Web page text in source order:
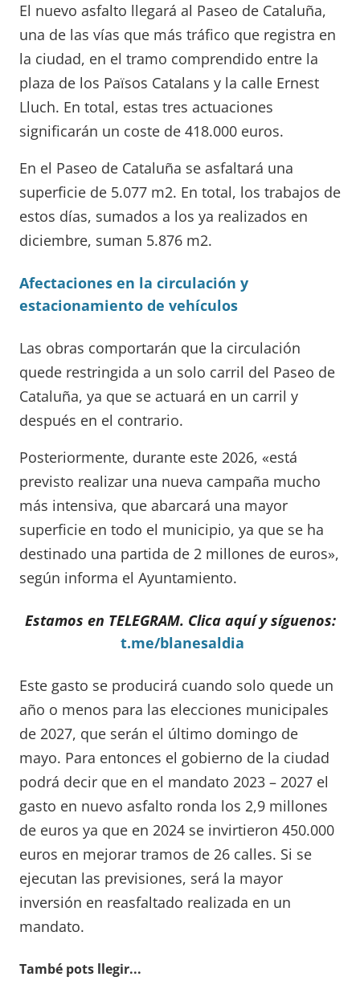
El nuevo asfalto llegará al Paseo de Cataluña,
una de las vías que más tráfico que registra en
la ciudad, en el tramo comprendido entre la
plaza de los Països Catalans y la calle Ernest
Lluch. En total, estas tres actuaciones
significarán un coste de 418.000 euros.
En el Paseo de Cataluña se asfaltará una
superficie de 5.077 m2. En total, los trabajos de
estos días, sumados a los ya realizados en
diciembre, suman 5.876 m2.
Afectaciones en la circulación y
estacionamiento de vehículos
Las obras comportarán que la circulación
quede restringida a un solo carril del Paseo de
Cataluña, ya que se actuará en un carril y
después en el contrario.
Posteriormente, durante este 2026, «está
previsto realizar una nueva campaña mucho
más intensiva, que abarcará una mayor
superficie en todo el municipio, ya que se ha
destinado una partida de 2 millones de euros»,
según informa el Ayuntamiento.
Estamos en TELEGRAM. Clica aquí y síguenos:
t.me/blanesaldia
Este gasto se producirá cuando solo quede un
año o menos para las elecciones municipales
de 2027, que serán el último domingo de
mayo. Para entonces el gobierno de la ciudad
podrá decir que en el mandato 2023 – 2027 el
gasto en nuevo asfalto ronda los 2,9 millones
de euros ya que en 2024 se invirtieron 450.000
euros en mejorar tramos de 26 calles. Si se
ejecutan las previsiones, será la mayor
inversión en reasfaltado realizada en un
mandato.
També pots llegir...